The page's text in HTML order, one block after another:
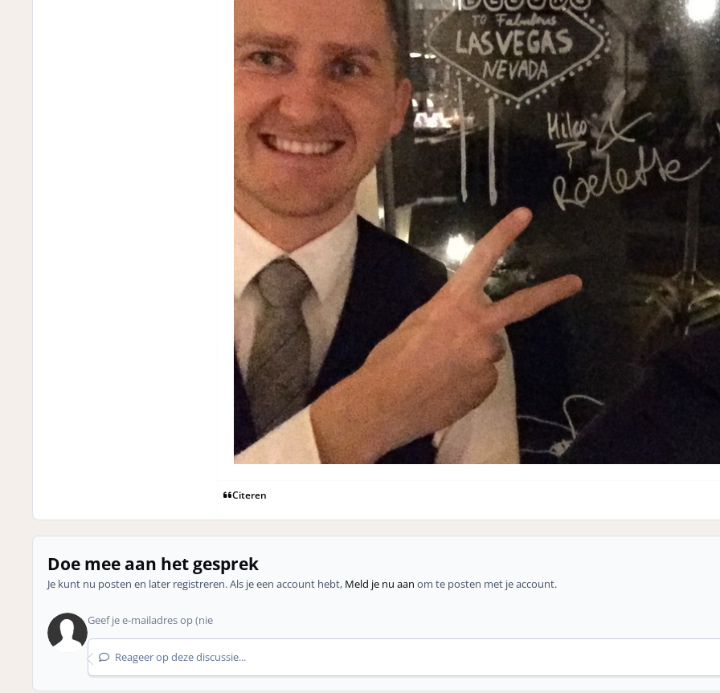
Citeren
Doe mee aan het gesprek
Je kunt nu posten en later registreren. Als je een account hebt, Meld je nu aan om te posten met je account.
Reageer op deze discussie...